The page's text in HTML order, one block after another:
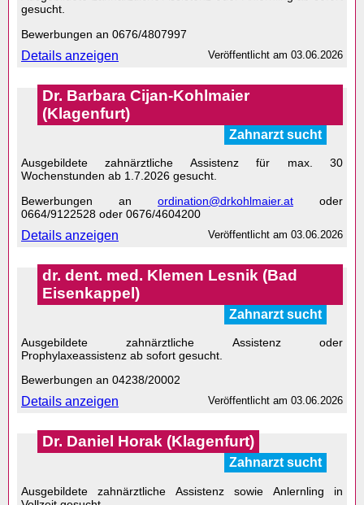
gesucht.
Bewerbungen an 0676/4807997
Details anzeigen Veröffentlicht am 03.06.2026
Dr. Barbara Cijan-Kohlmaier
(Klagenfurt)
Zahnarzt sucht
Ausgebildete zahnärztliche Assistenz für max. 30
Wochenstunden ab 1.7.2026 gesucht.
Bewerbungen an ordination@drkohlmaier.at oder
0664/9122528 oder 0676/4604200
Details anzeigen Veröffentlicht am 03.06.2026
dr. dent. med. Klemen Lesnik (Bad
Eisenkappel)
Zahnarzt sucht
Ausgebildete zahnärztliche Assistenz oder
Prophylaxeassistenz ab sofort gesucht.
Bewerbungen an 04238/20002
Details anzeigen Veröffentlicht am 03.06.2026
Dr. Daniel Horak (Klagenfurt)
Zahnarzt sucht
Ausgebildete zahnärztliche Assistenz sowie Anlernling in